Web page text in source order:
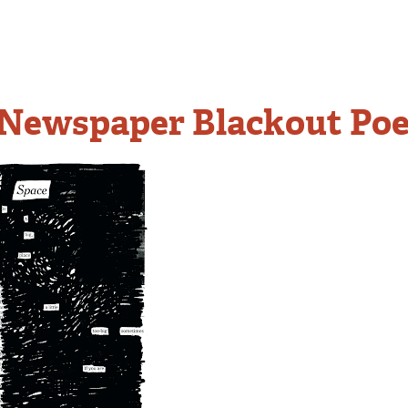
Blackout